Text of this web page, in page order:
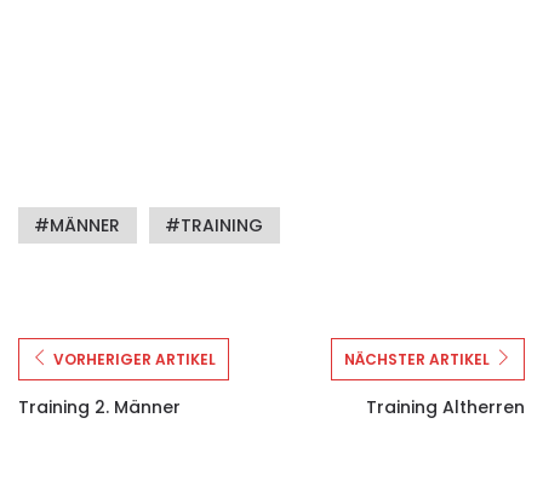
MÄNNER TRAINING
VORHERIGER ARTIKEL
Training 2. Männer
NÄCHSTER ARTIKEL
Training Altherren